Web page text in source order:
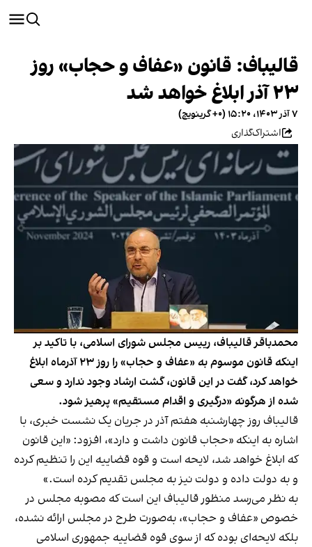
قالیباف: قانون «عفاف و حجاب» روز
۲۳ آذر ابلاغ خواهد شد
۷ آذر ۱۴۰۳، ۱۵:۲۰ (‎+۰ گرینویچ)
اشتراک‌گذاری
محمدباقر قالیباف، رییس مجلس شورای اسلامی، با تاکید بر
اینکه قانون موسوم به «عفاف و حجاب» را روز ۲۳ آذرماه ابلاغ
خواهد کرد، گفت در این قانون، گشت ارشاد وجود ندارد و سعی
شده از هرگونه «درگیری و اقدام مستقیم» پرهیز شود.
قالیباف روز چهارشنبه هفتم آذر در جریان یک نشست خبری، با
اشاره به اینکه «حجاب قانون داشت و دارد»، افزود: «این قانون
که ابلاغ خواهد شد، لایحه است و قوه قضاییه این را تنظیم کرده
و به دولت داده و دولت نیز به مجلس تقدیم کرده است.»
به نظر می‌رسد منظور قالیباف این است که مصوبه مجلس در
خصوص «عفاف و حجاب»، به‌صورت طرح در مجلس ارائه نشده،
بلکه لایحه‌ای بوده که از سوی قوه قضاییه جمهوری اسلامی